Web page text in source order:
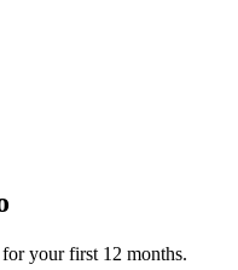
your first 12 months.